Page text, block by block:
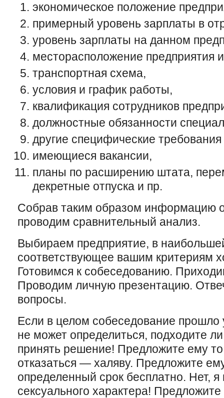
экономическое положение
примерный уровень зарплаты в
уровень зарплаты на данном
месторасположение предприятия
транспортная схема,
условия и график работы,
квалификация сотрудников
должностные обязанности
другие специфические
имеющиеся вакансии,
планы по расширению штата,
декретные отпуска и пр.
Собрав таким образом информацию
проводим сравнительный анализ.
Выбираем предприятие, в
соответствующее вашим критериям
Готовимся к собеседованию.
Проводим личную презентацию.
вопросы.
Если в целом собеседование
не может определиться, подходите
принять решение! Предложите ему
отказаться — халяву. Предложите
определенный срок бесплатно. Нет,
сексуального характера!